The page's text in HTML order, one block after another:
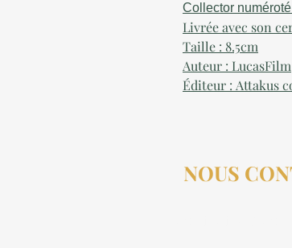
Collector
Livrée avec son
Taille : 8.5cm
Auteur : LucasFilm
Éditeur : Attakus
NOUS